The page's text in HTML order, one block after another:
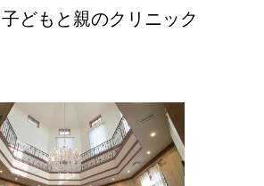
どもと親のクリニック